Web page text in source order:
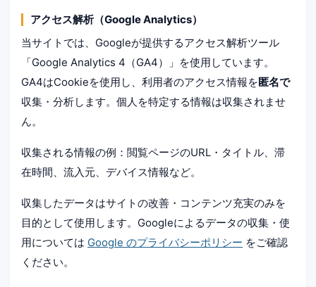
アクセス解析（Google Analytics）
当サイトでは、Googleが提供するアクセス解析ツール
「Google Analytics 4（GA4）」を使用しています。
GA4はCookieを使用し、利用者のアクセス情報を匿名で
収集・分析します。個人を特定する情報は収集されませ
ん。
収集される情報の例：閲覧ページのURL・タイトル、滞
在時間、流入元、デバイス情報など。
収集したデータはサイトの改善・コンテンツ充実のみを
目的として使用します。Googleによるデータの収集・使
用については Google のプライバシーポリシー をご確認
ください。